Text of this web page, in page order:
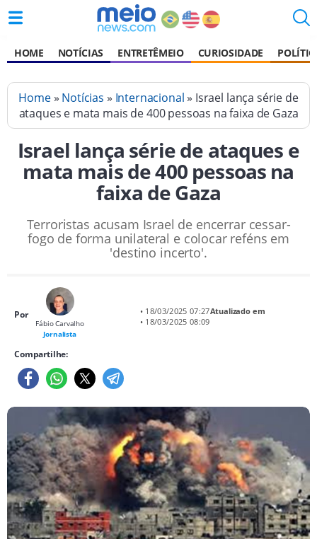
HOME NOTÍCIAS ENTRETÊMEIO CURIOSIDADE
Home» Notícias » Internacional» Israel lança série de
ataques e mata mais de 400 pessoas na faixa de Gaza
Israel lança série de ataques e
mata mais de 400 pessoas na
faixa de Gaza
Terroristas acusam Israel de encerrar cessar-
fogo de forma unilateral e colocar reféns em
'destino incerto'.
Por
Fábio Carvalho
Jornalista
• 18/03/2025 07:27Atualizado em
• 18/03/2025 08:09
Compartilhe: